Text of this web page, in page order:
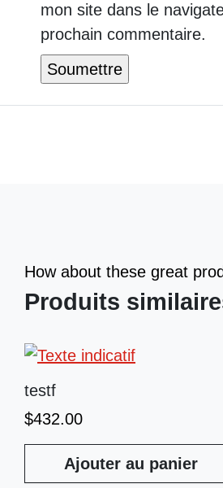
mon site dans le
prochain commentaire.
How about these great
Produits
testf
$432.00
Ajouter au panier